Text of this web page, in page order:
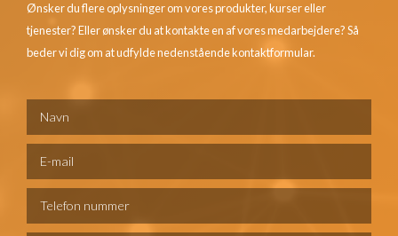
Ønsker du flere oplysninger om vores produkter, kurser eller
tjenester? Eller ønsker du at kontakte en af vores medarbejdere? Så
beder vi dig om at udfylde nedenstående kontaktformular.